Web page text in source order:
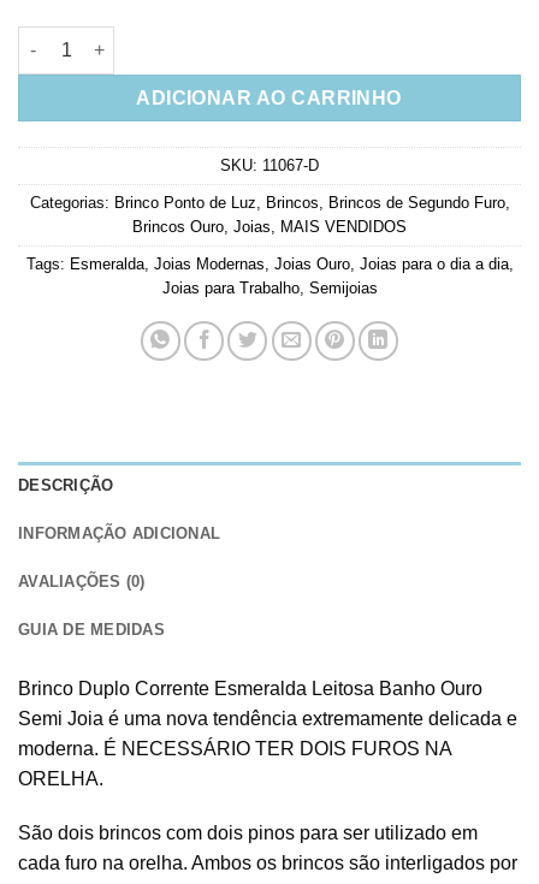
Brinco Duplo Corrente Esmeralda Leitosa Banho Ouro Semi
ADICIONAR AO CARRINHO
SKU: 11067-D
Categorias: Brinco Ponto de Luz Brincos Brincos de Segundo Furo,
Brincos Ouro Joias MAIS VENDIDOS
Tags: Esmeralda, Joias Modernas Joias Ouro, Joias para o dia a dia,
Joias para Trabalho, Semijoias
DESCRIÇÃO
INFORMAÇÃO ADICIONAL
AVALIAÇÕES (0)
GUIA DE MEDIDAS
Brinco Duplo Corrente Esmeralda Leitosa Banho Ouro
Semi Joia é uma nova tendência extremamente delicada e
moderna. É NECESSÁRIO TER DOIS FUROS NA
ORELHA.
São dois brincos com dois pinos para ser utilizado em
cada furo na orelha. Ambos os brincos são interligados por